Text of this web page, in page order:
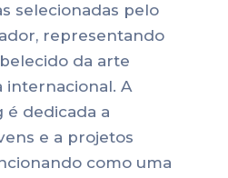
selecionadas pelo
representando
da arte
internacional. A
é dedicada a
e a projetos
como uma